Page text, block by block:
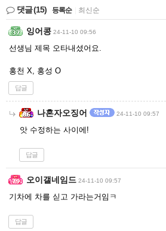
댓글(15) 등록순 최신순
잉어콩 24-11-10 09:56
선생님 제목 오타내셨어요.
홍천 X, 홍성 O
답글
나혼자오징어 24-11-10 09:57
앗 수정하는 사이에!
답글
오이갤네임드 24-11-10 09:57
기차에 차를 싣고 가라는거임ㅋ
답글